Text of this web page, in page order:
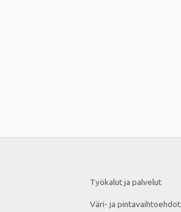
Työkalut ja palvelut
Väri- ja pintavaihtoehdot